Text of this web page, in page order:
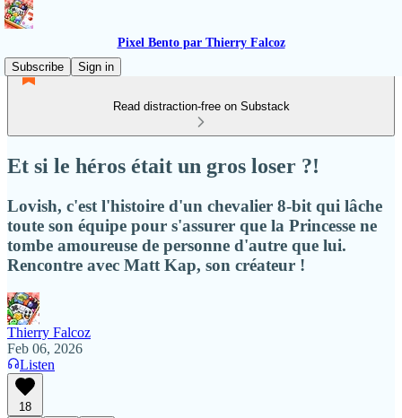
Pixel Bento par Thierry Falcoz
Subscribe
Sign in
Read distraction-free on Substack
Et si le héros était un gros loser ?!
Lovish, c'est l'histoire d'un chevalier 8-bit qui lâche
toute son équipe pour s'assurer que la Princesse ne
tombe amoureuse de personne d'autre que lui.
Rencontre avec Matt Kap, son créateur !
Thierry Falcoz
Feb 06, 2026
Listen
18